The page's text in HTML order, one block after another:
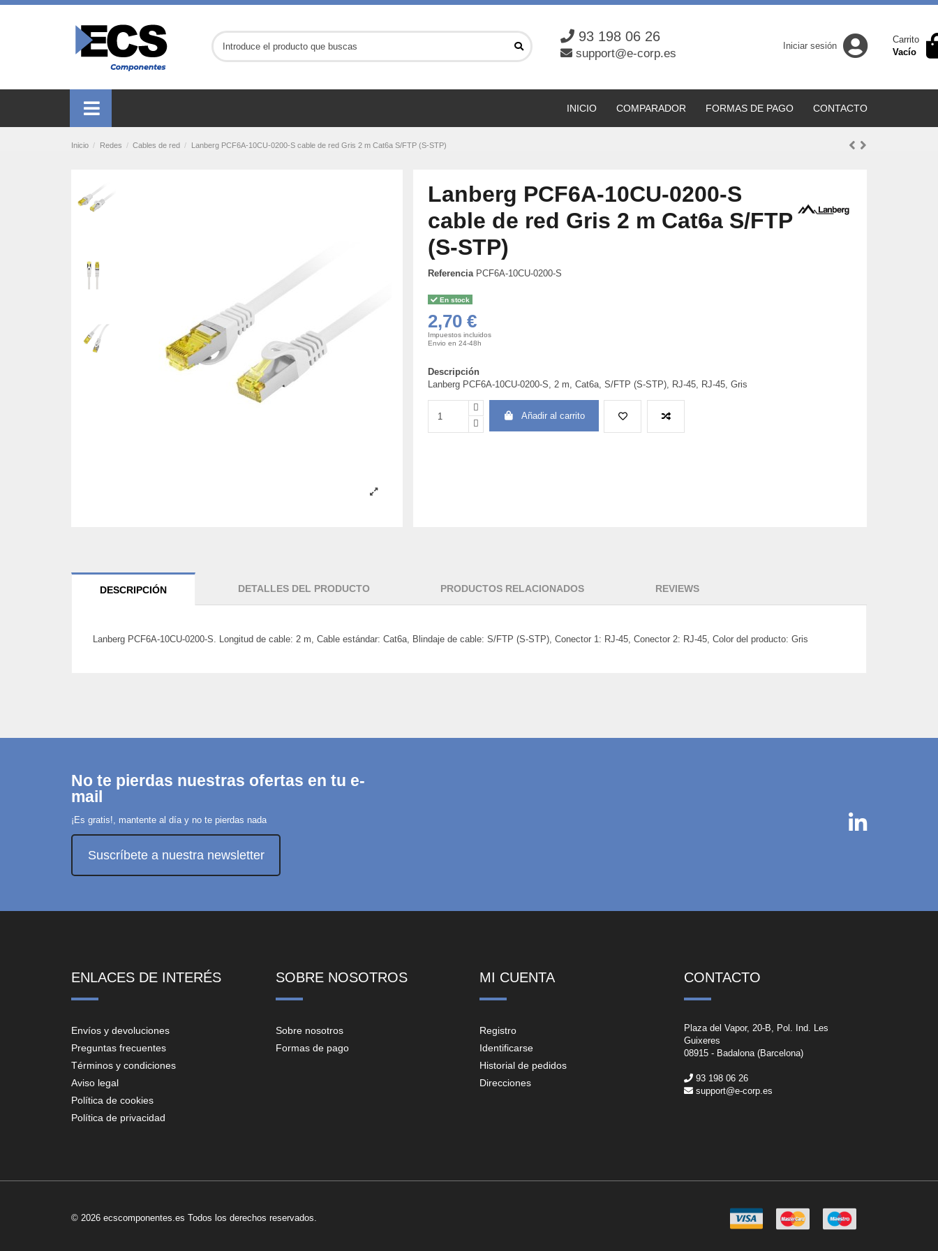
93 198 06 26
support@e-corp.es
Iniciar sesión
Carrito
Vacío
CONTACTO
FORMAS DE PAGO
COMPARADOR
INICIO
Inicio Redes Cables de red Lanberg PCF6A-10CU-0200-S cable de red Gris 2 m Cat6a S/FTP (S-STP)
Lanberg PCF6A-10CU-0200-S
cable de red Gris 2 m Cat6a S/FTP
(S-STP)
Referencia PCF6A-10CU-0200-S
En stock
2,70 €
Impuestos incluidos
Envio en 24-48h
Descripción
Lanberg PCF6A-10CU-0200-S, 2 m, Cat6a, S/FTP (S-STP), RJ-45, RJ-45, Gris
Añadir al carrito
DESCRIPCIÓN DETALLES DEL PRODUCTO PRODUCTOS RELACIONADOS REVIEWS
Lanberg PCF6A-10CU-0200-S. Longitud de cable: 2 m, Cable estándar: Cat6a, Blindaje de cable: S/FTP (S-STP), Conector 1: RJ-45, Conector 2: RJ-45, Color del producto: Gris
No te pierdas nuestras ofertas en tu e-
mail
¡Es gratis!, mantente al día y no te pierdas nada
Suscríbete a nuestra newsletter
ENLACES DE INTERÉS
Envíos y devoluciones
Preguntas frecuentes
Términos y condiciones
Aviso legal
Política de cookies
Política de privacidad
SOBRE NOSOTROS
Sobre nosotros
Formas de pago
MI CUENTA
Registro
Identificarse
Historial de pedidos
Direcciones
CONTACTO
Plaza del Vapor, 20-B, Pol. Ind. Les
Guixeres
08915 - Badalona (Barcelona)
93 198 06 26
support@e-corp.es
© 2026 ecscomponentes.es Todos los derechos reservados.